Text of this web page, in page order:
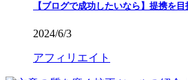
【ブログで成功したいなら】提携を
2024/6/3
アフィリエイト